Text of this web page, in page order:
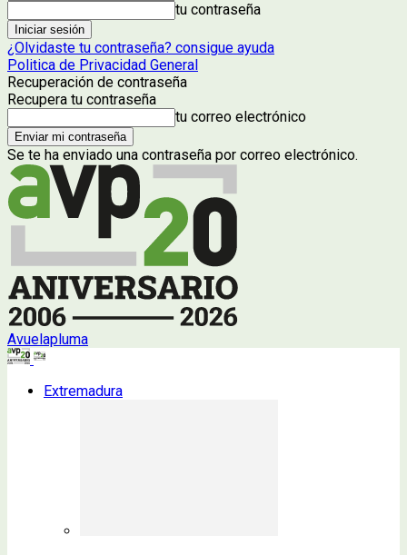
tu contraseña
¿Olvidaste tu contraseña? consigue ayuda
Politica de Privacidad General
Recuperación de contraseña
Recupera tu contraseña
tu correo electrónico
Se te ha enviado una contraseña por correo electrónico.
Avuelapluma
Extremadura